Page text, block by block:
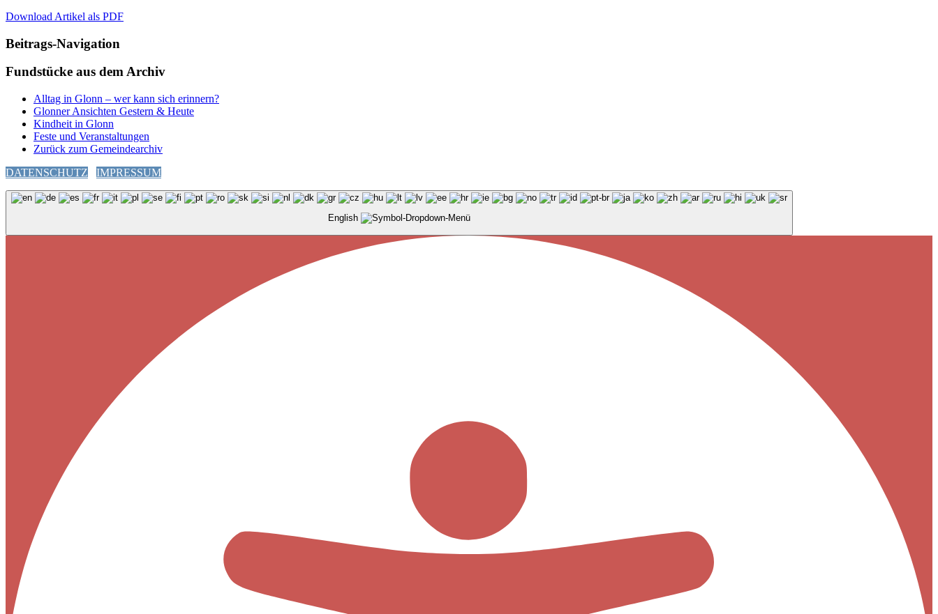
Download Artikel als PDF
Beitrags-Navigation
Fundstücke aus dem Archiv
Alltag in Glonn – wer kann sich erinnern?
Glonner Ansichten Gestern & Heute
Kindheit in Glonn
Feste und Veranstaltungen
Zurück zum Gemeindearchiv
DATENSCHUTZ
IMPRESSUM
English